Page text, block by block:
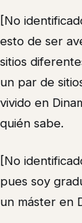
[No
esto de ser
sitios
un par de
vivido en
quién sabe.
[No
pues soy
un máster en